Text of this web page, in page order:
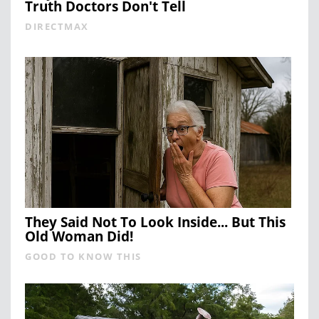
Truth Doctors Don't Tell
DIRECTMAX
They Said Not To Look Inside... But This
Old Woman Did!
GOOD TO KNOW THIS